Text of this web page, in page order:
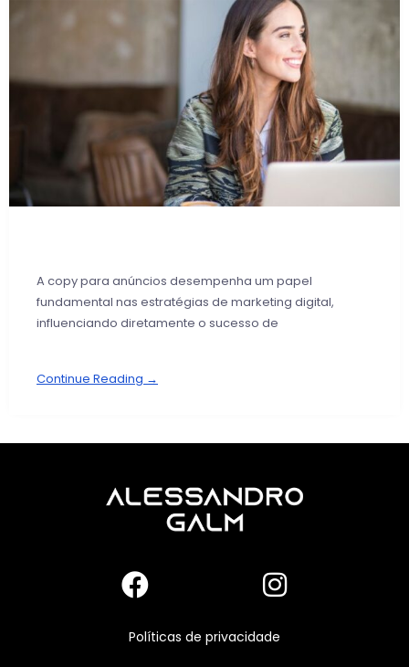
A copy para anúncios desempenha um papel
fundamental nas estratégias de marketing digital,
influenciando diretamente o sucesso de
Continue Reading →
Políticas de privacidade